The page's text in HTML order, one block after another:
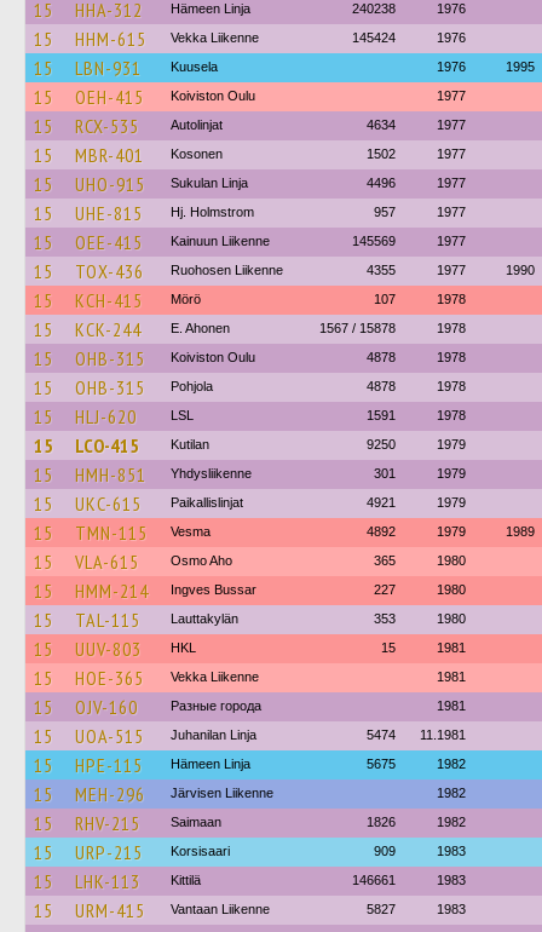
15 HHA-312 Hämeen Linja 240238 1976
15 HHM-615 Vekka Liikenne 145424 1976
15 LBN-931 Kuusela 1976 1995
15 OEH-415 Koiviston Oulu 1977
15 RCX-535 Autolinjat 4634 1977
15 MBR-401 Kosonen 1502 1977
15 UHO-915 Sukulan Linja 4496 1977
15 UHE-815 Hj. Holmstrom 957 1977
15 OEE-415 Kainuun Liikenne 145569 1977
15 TOX-436 Ruohosen Liikenne 4355 1977 1990
15 KCH-415 Mörö 107 1978
15 KCK-244 E. Ahonen 1567 / 15878 1978
15 OHB-315 Koiviston Oulu 4878 1978
15 OHB-315 Pohjola 4878 1978
15 HLJ-620 LSL 1591 1978
15 LCO-415 Kutilan 9250 1979
15 HMH-851 Yhdysliikenne 301 1979
15 UKC-615 Paikallislinjat 4921 1979
15 TMN-115 Vesma 4892 1979 1989
15 VLA-615 Osmo Aho 365 1980
15 HMM-214 Ingves Bussar 227 1980
15 TAL-115 Lauttakylän 353 1980
15 UUV-803 HKL 15 1981
15 HOE-365 Vekka Liikenne 1981
15 OJV-160 Разные города 1981
15 UOA-515 Juhanilan Linja 5474 11.1981
15 HPE-115 Hämeen Linja 5675 1982
15 MEH-296 Järvisen Liikenne 1982
15 RHV-215 Saimaan 1826 1982
15 URP-215 Korsisaari 909 1983
15 LHK-113 Kittilä 146661 1983
15 URM-415 Vantaan Liikenne 5827 1983